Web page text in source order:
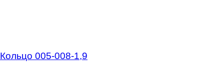
Кольцо 005-008-1,9